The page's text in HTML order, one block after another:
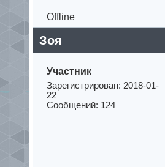
Offline
Зоя
Участник
Зарегистрирован: 2018-01-
22
Сообщений: 124